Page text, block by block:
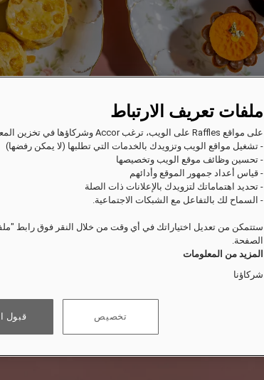
ملفات تعريف الارتباط
على مواقع Raffles على الويب، ترغب Accor وشركاؤها في تخزين المعلومات أو استردادها على جهازك من أجل:
- تشغيل مواقع الويب وتزويدك بالخدمات التي تطلبها (لا يمكن رفضها)
- تحسين وظائف موقع الويب وتخصيصها
- قياس أعداد جمهور الموقع وأدائهم
- تحديد اهتماماتك لتزويدك بالإعلانات ذات الصلة
- السماح لك بالتفاعل مع الشبكات الاجتماعية.
ستتمكن من تعديل اختياراتك في أي وقت من خلال النقر فوق رابط
الصفحة.
المزيد من المعلومات
شركاؤنا
تخصيص قبول